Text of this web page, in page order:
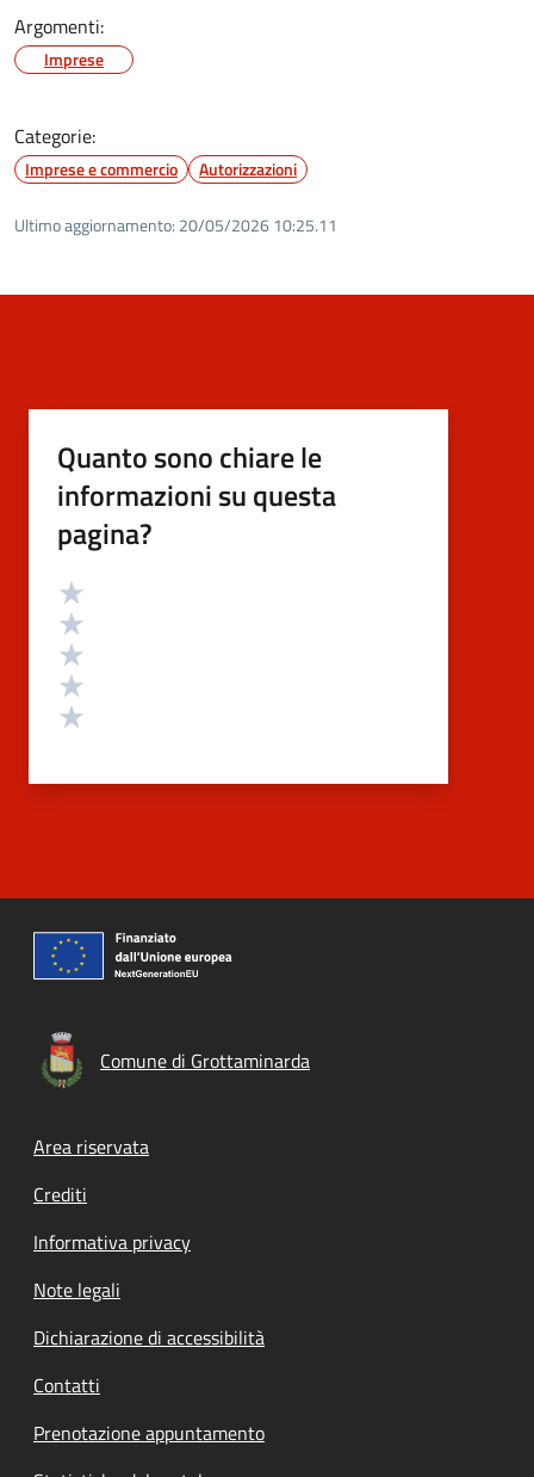
Argomenti:
Imprese
Categorie:
Imprese e commercio Autorizzazioni
Ultimo aggiornamento: 20/05/2026 10:25.11
Quanto sono chiare le
informazioni su questa
pagina?
Valutazione
Comune di Grottaminarda
Footer menu
Area riservata
Crediti
Informativa privacy
Note legali
Dichiarazione di accessibilità
Contatti
Prenotazione appuntamento